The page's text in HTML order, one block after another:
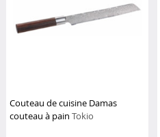
Couteau de cuisine Damas
couteau à pain Tokio